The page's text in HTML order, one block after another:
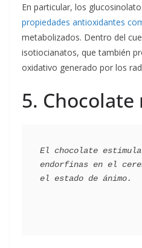
En particular, los
propiedades antioxidantes
metabolizados. Dentro del
isotiocianatos, que también
oxidativo generado por los
5. Chocolate
El chocolate
endorfinas en el